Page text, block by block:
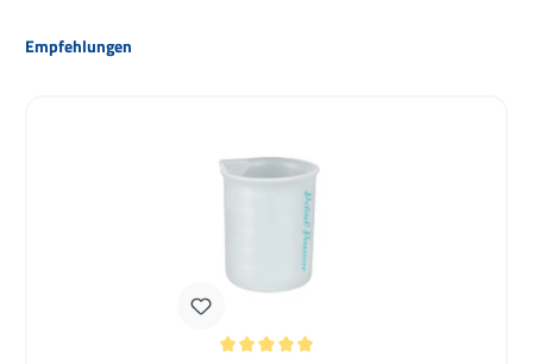
Produktgalerie überspringen
Empfehlungen